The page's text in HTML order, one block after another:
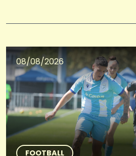
08/08/2026
FOOTBALL